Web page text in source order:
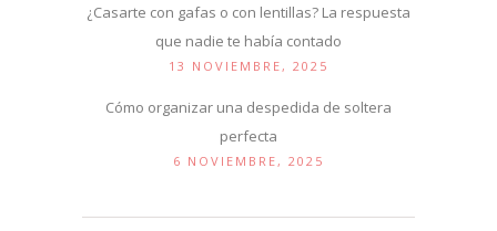
¿Casarte con gafas o con lentillas? La respuesta
que nadie te había contado
13 NOVIEMBRE, 2025
Cómo organizar una despedida de soltera
perfecta
6 NOVIEMBRE, 2025